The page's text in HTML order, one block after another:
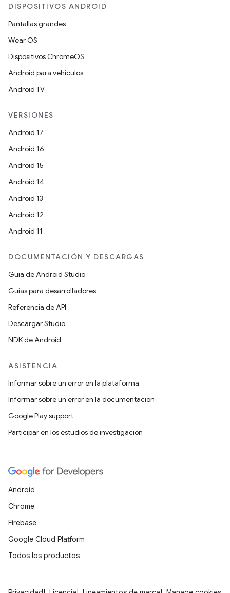
DISPOSITIVOS ANDROID
Pantallas grandes
Wear OS
Dispositivos ChromeOS
Android para vehículos
Android TV
VERSIONES
Android 17
Android 16
Android 15
Android 14
Android 13
Android 12
Android 11
DOCUMENTACIÓN Y DESCARGAS
Guía de Android Studio
Guías para desarrolladores
Referencia de API
Descargar Studio
NDK de Android
ASISTENCIA
Informar sobre un error en la plataforma
Informar sobre un error en la documentación
Google Play support
Participar en los estudios de investigación
Android
Chrome
Firebase
Google Cloud Platform
Todos los productos